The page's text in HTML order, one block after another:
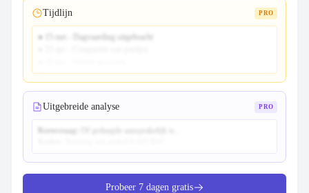
Tijdlijn PRO
● 15 mrt - Dagvaarding uitgebracht
Uitgebreide analyse PRO
Probeer 7 dagen gratis